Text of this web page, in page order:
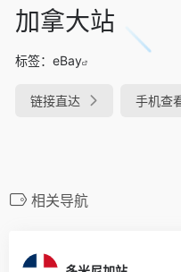
加拿大站
标签： eBay
链接直达 手机查
相关导航